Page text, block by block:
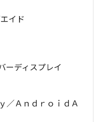
イド
ーディスプレイ
／ＡｎｄｒｏｉｄＡ